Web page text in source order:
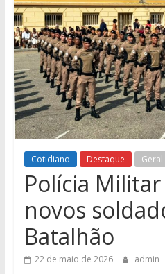
Região
Cotidiano Destaque Geral
Polícia
novos
Batalhão
22 de maio de 2026 admin